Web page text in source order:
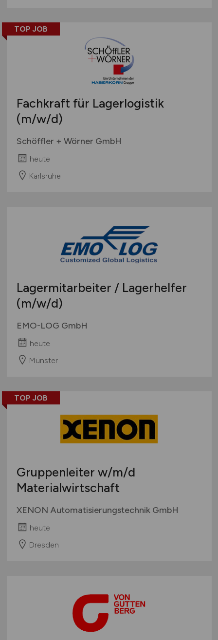
TOP JOB
Fachkraft für Lagerlogistik
(m/w/d)
Schöffler + Wörner GmbH
heute
Karlsruhe
Lagermitarbeiter / Lagerhelfer
(m/w/d)
EMO-LOG GmbH
heute
Münster
TOP JOB
Gruppenleiter w/m/d
Materialwirtschaft
XENON Automatisierungstechnik GmbH
heute
Dresden